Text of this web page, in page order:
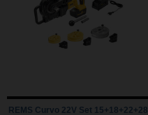
REMS Curvo 22V Set 15+18+22+28